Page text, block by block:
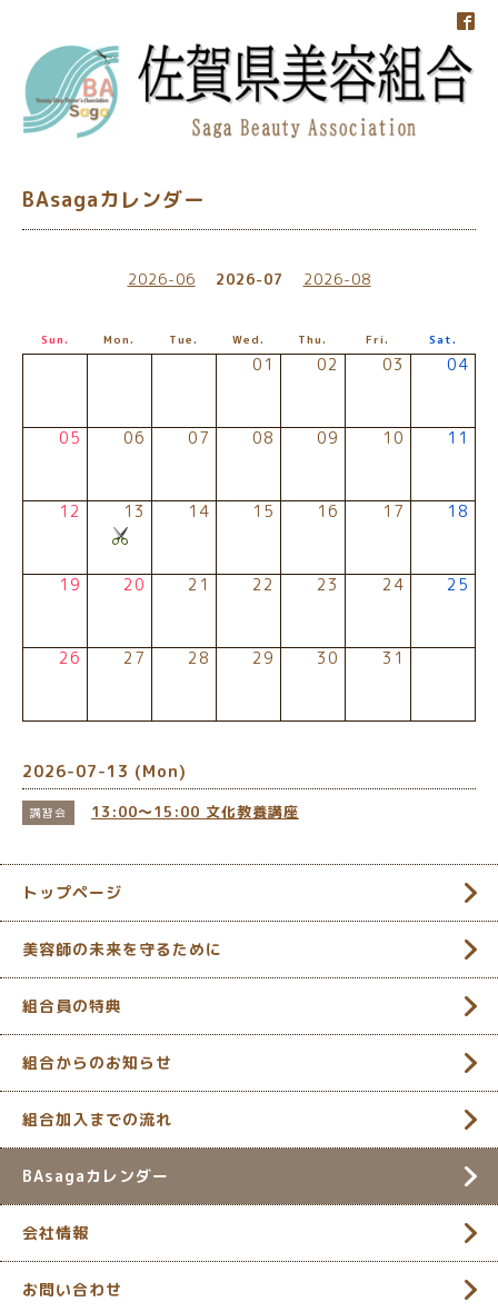
BAsagaカレンダー
2026-06 2026-07 2026-08
Sun. Mon. Tue. Wed. Thu. Fri. Sat.
01 02 03 04
05 06 07 08 09 10 11
12 13 14 15 16 17 18
19 20 21 22 23 24 25
26 27 28 29 30 31
2026-07-13 (Mon)
講習会 13:00～15:00 文化教養講座
トップページ
美容師の未来を守るために
組合員の特典
組合からのお知らせ
組合加入までの流れ
BAsagaカレンダー
会社情報
お問い合わせ